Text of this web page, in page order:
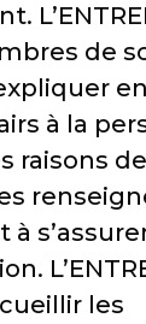
de
à la
raisons
à
les